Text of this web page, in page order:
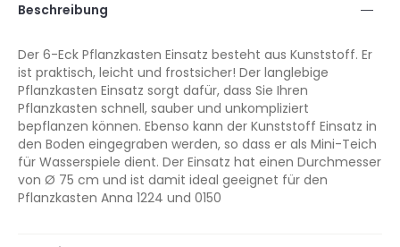
Beschreibung
Der 6-Eck Pflanzkasten Einsatz besteht aus Kunststoff. Er
ist praktisch, leicht und frostsicher! Der langlebige
Pflanzkasten Einsatz sorgt dafür, dass Sie Ihren
Pflanzkasten schnell, sauber und unkompliziert
bepflanzen können. Ebenso kann der Kunststoff Einsatz in
den Boden eingegraben werden, so dass er als Mini-Teich
für Wasserspiele dient. Der Einsatz hat einen Durchmesser
von Ø 75 cm und ist damit ideal geeignet für den
Pflanzkasten Anna 1224 und 0150